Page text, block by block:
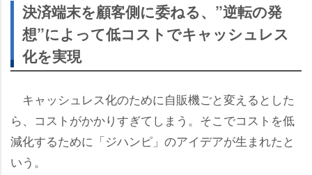
決済端末を顧客側に委ねる、”逆転の発
想”によって低コストでキャッシュレス
化を実現
キャッシュレス化のために自販機ごと変えるとした
ら、コストがかかりすぎてしまう。そこでコストを低
減化するために「ジハンピ」のアイデアが生まれたと
いう。